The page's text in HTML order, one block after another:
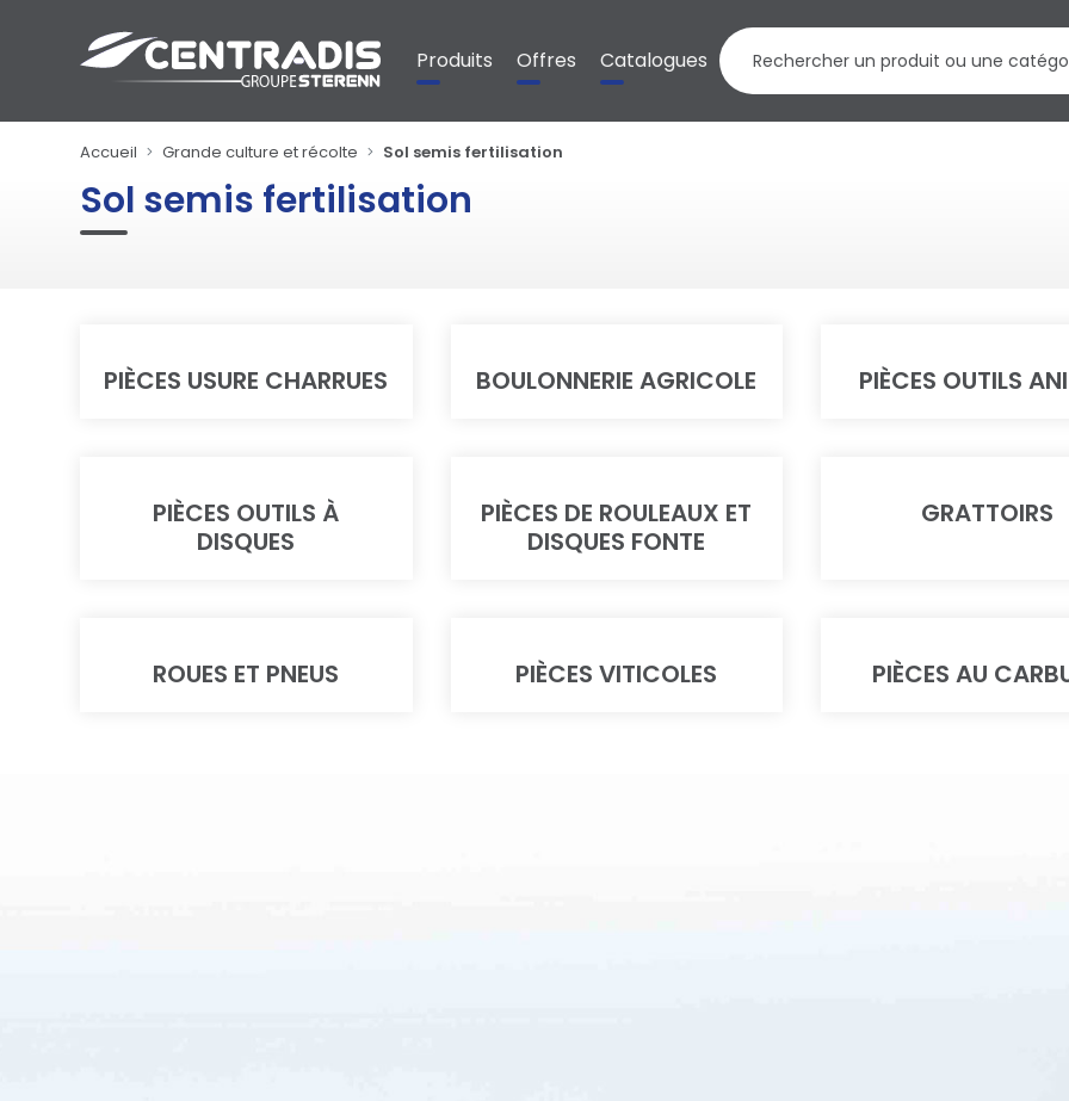
Produits Offres Catalogues
Accueil Grande culture et récolte Sol semis fertilisation
Sol semis fertilisation
PIÈCES USURE CHARRUES BOULONNERIE AGRICOLE PIÈCES OUTILS
PIÈCES OUTILS À
DISQUES
PIÈCES DE ROULEAUX ET
DISQUES FONTE
GRATTOIRS
ROUES ET PNEUS PIÈCES VITICOLES PIÈCES AU